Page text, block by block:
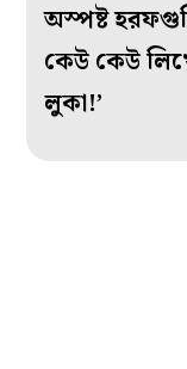
অস্পষ্ট
কেউ কেউ
লুকা!’